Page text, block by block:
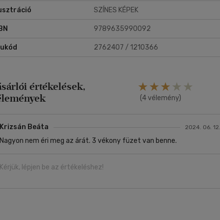
SZÍNES KÉPEK
9789635990092
2762407 / 1210366
értékelések,
(4 vélemény)
Krizsán Beáta 2024. 06. 12.
Nagyon nem éri meg az árát. 3 vékony füzet van benne.
Kérjük, lépjen be az értékeléshez!